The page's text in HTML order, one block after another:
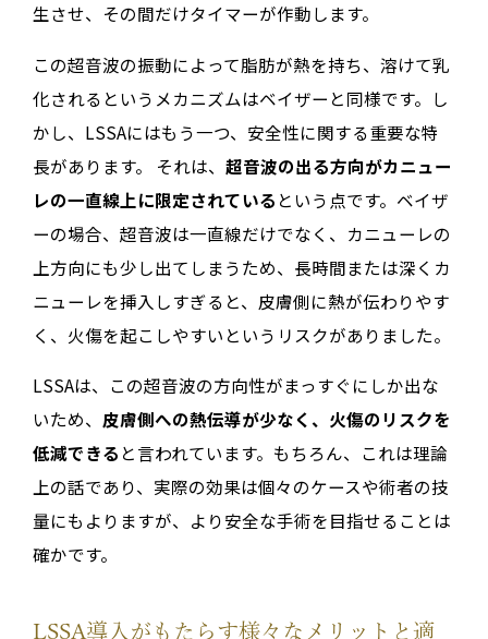
生させ、その間だけタイマーが作動します。
この超音波の振動によって脂肪が熱を持ち、溶けて乳
化されるというメカニズムはベイザーと同様です。し
かし、LSSAにはもう一つ、安全性に関する重要な特
長があります。 それは、 超音波の出る方向がカニュー
レの一直線上に限定されている という点です。ベイザ
ーの場合、超音波は一直線だけでなく、カニューレの
上方向にも少し出てしまうため、長時間または深くカ
ニューレを挿入しすぎると、皮膚側に熱が伝わりやす
く、火傷を起こしやすいというリスクがありました。
LSSAは、この超音波の方向性がまっすぐにしか出な
いため、 皮膚側への熱伝導が少なく、火傷のリスクを
低減できる と言われています。もちろん、これは理論
上の話であり、実際の効果は個々のケースや術者の技
量にもよりますが、より安全な手術を目指せることは
確かです。
LSSA導入がもたらす様々なメリットと適